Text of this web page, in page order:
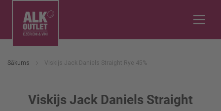
Sākums Viskijs Jack Daniels Straight Rye 45%
Viskijs Jack Daniels Straight